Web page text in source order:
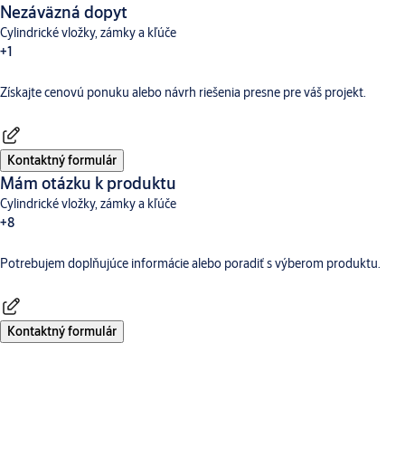
Nezáväzná dopyt
Cylindrické vložky, zámky a kľúče
+1
Dverné vybavenie
Získajte cenovú ponuku alebo návrh riešenia presne pre váš projekt.
Kontaktný formulár
Mám otázku k produktu
Cylindrické vložky, zámky a kľúče
+8
Dverné vybavenieAperioDigitálne a prístupové systémy
Potrebujem doplňujúce informácie alebo poradiť s výberom produktu.
Kontaktný formulár